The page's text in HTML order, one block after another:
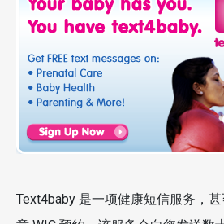
Text4baby 是一项健康短信服务，